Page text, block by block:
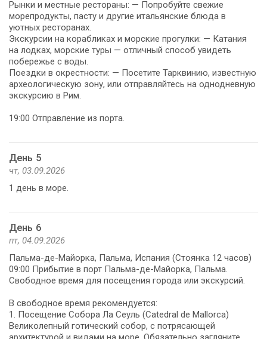
Рынки и местные рестораны: — Попробуйте свежие
морепродукты, пасту и другие итальянские блюда в
уютных ресторанах.
Экскурсии на корабликах и морские прогулки: — Катания
на лодках, морские туры — отличный способ увидеть
побережье с воды.
Поездки в окрестности: — Посетите Тарквинию, известную
археологическую зону, или отправляйтесь на однодневную
экскурсию в Рим.
19:00 Отправление из порта.
День 5
чт, 03.09.2026
1 день в море.
День 6
пт, 04.09.2026
Пальма-де-Майорка, Пальма, Испания (Стоянка 12 часов)
09:00 Прибытие в порт Пальма-де-Майорка, Пальма.
Свободное время для посещения города или экскурсий.
В свободное время рекомендуется:
1. Посещение Собора Ла Сеуль (Catedral de Mallorca)
Великолепный готический собор, с потрясающей